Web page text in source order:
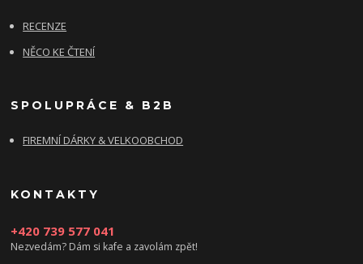
RECENZE
NĚCO KE ČTENÍ
SPOLUPRÁCE & B2B
FIREMNÍ DÁRKY & VELKOOBCHOD
KONTAKTY
+420 739 577 041
Nezvedám? Dám si kafe a zavolám zpět!